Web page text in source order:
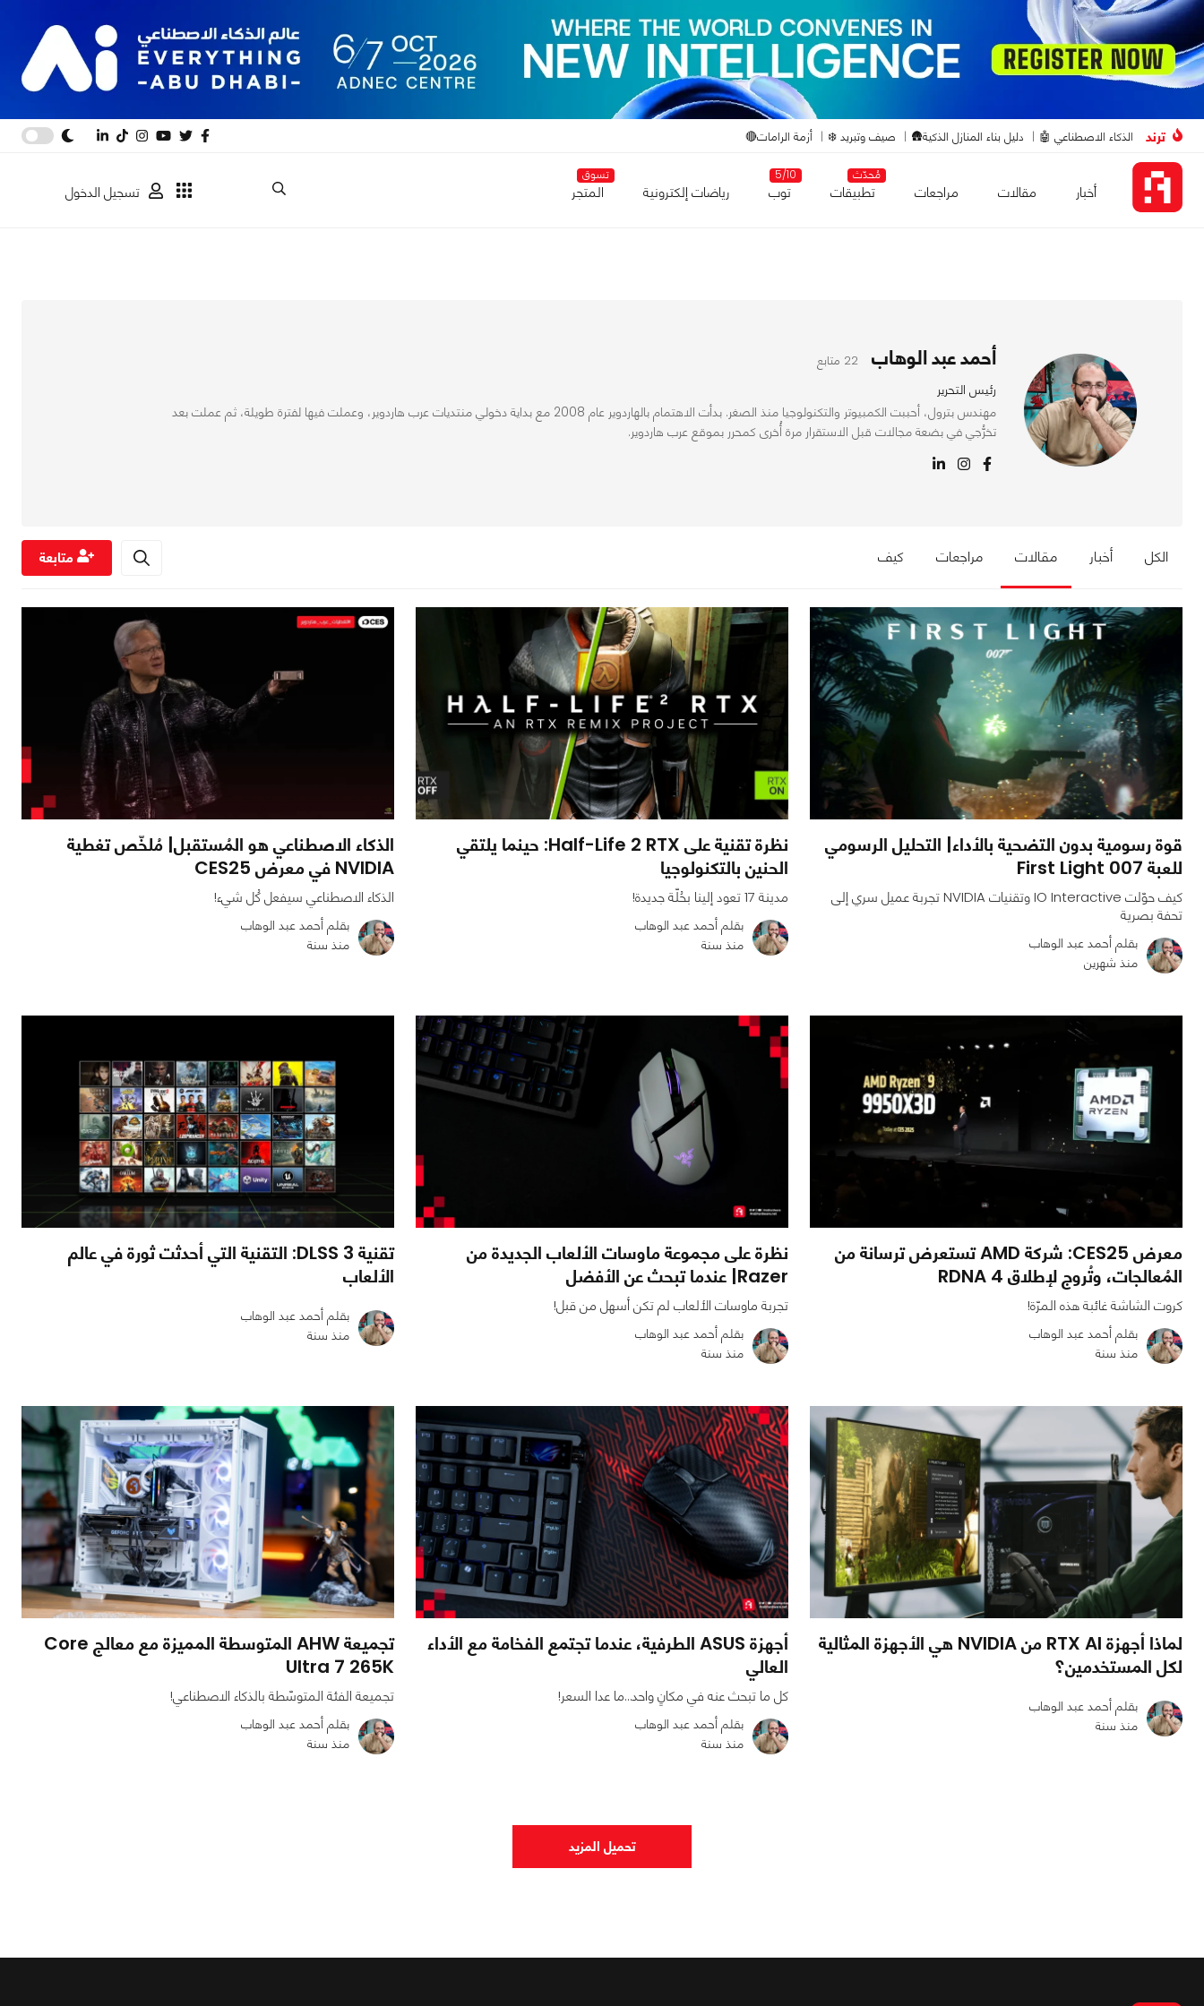
ترند الذكاء الاصطناعي 🤖 دليل بناء المنازل الذكية🛖 صيف وتبريد ❄️ أزمة الرامات🔴
أخبار مقالات مراجعات
مُحدّث
تطبيقات
5/10
توب رياضات إلكترونية
تسوق
المتجر تسجيل الدخول
أحمد عبد الوهاب 22 متابع
رئيس التحرير
مهندس بترول، أحببت الكمبيوتر والتكنولوجيا منذ الصغر. بدأت الاهتمام بالهاردوير عام 2008 مع بداية دخولي منتديات عرب هاردوير، وعملت فيها لفترة طويلة، ثم عملت بعد
تخرُّجي في بضعة مجالات قبل الاستقرار مرة أُخرى كمحرر بموقع عرب هاردوير.
الكل أخبار مقالات مراجعات كيف متابعة
3954
0
0
قوة رسومية بدون التضحية بالأداء| التحليل الرسومي
للعبة 007 First Light
كيف حوّلت IO Interactive وتقنيات NVIDIA تجربة عميل سري إلى
تحفة بصرية
بقلم أحمد عبد الوهاب
منذ شهرين
4099
0
0
نظرة تقنية على Half-Life 2 RTX: حينما يلتقي
الحنين بالتكنولوجيا
مدينة 17 تعود إلينا بحُلّة جديدة!
بقلم أحمد عبد الوهاب
منذ سنة
4416
0
0
الذكاء الاصطناعي هو المُستقبل| مُلخّص تغطية
NVIDIA في معرض CES25
الذكاء الاصطناعي سيفعل كُل شيء!
بقلم أحمد عبد الوهاب
منذ سنة
4231
0
معرض CES25: شركة AMD تستعرض ترسانة من
المُعالجات، وتُروج لإطلاق RDNA 4
كروت الشاشة غائبة هذه المرّة!
بقلم أحمد عبد الوهاب
منذ سنة
2920
0
0
نظرة على مجموعة ماوسات الألعاب الجديدة من
Razer| عندما تبحث عن الأفضل
تجربة ماوسات الألعاب لم تكن أسهل من قبل!
بقلم أحمد عبد الوهاب
منذ سنة
3486
0
تقنية DLSS 3: التقنية التي أحدثت ثورة في عالم
الألعاب
بقلم أحمد عبد الوهاب
منذ سنة
لماذا أجهزة RTX AI من NVIDIA هي الأجهزة المثالية
لكل المستخدمين؟
بقلم أحمد عبد الوهاب
منذ سنة
أجهزة ASUS الطرفية، عندما تجتمع الفخامة مع الأداء
العالي
كل ما تبحث عنه في مكانٍ واحد…ما عدا السعر!
بقلم أحمد عبد الوهاب
منذ سنة
تجميعة AHW المتوسطة المميزة مع معالج Core
Ultra 7 265K
تجميعة الفئة المتوسّطة بالذكاء الاصطناعي!
بقلم أحمد عبد الوهاب
منذ سنة
تحميل المزيد